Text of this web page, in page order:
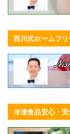
西川式ホームフ
冷凍食品安心・